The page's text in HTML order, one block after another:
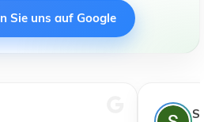
Sie uns auf Google